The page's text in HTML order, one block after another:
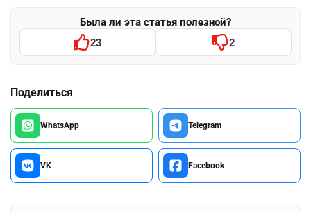
Была ли эта статья полезной?
23 2
Поделиться
WhatsApp Telegram
VK Facebook